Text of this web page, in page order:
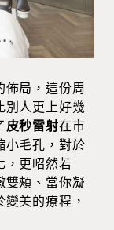
局，這份周
別人更上好幾
皮秒雷射在市
小毛孔，對於
，更昭然若
雙頰、當你凝
美的療程，